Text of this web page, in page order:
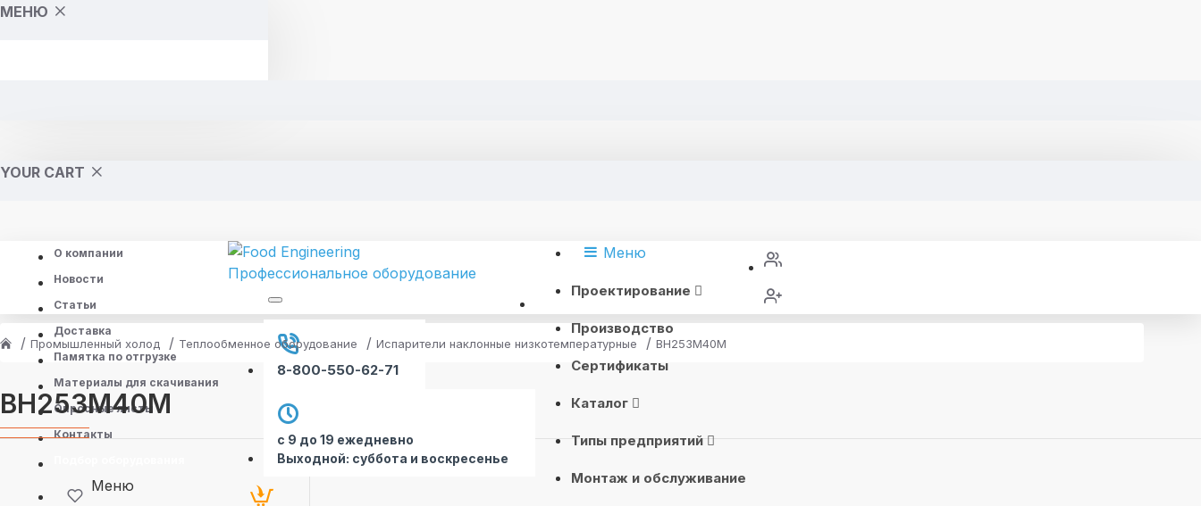
МЕНЮ
YOUR CART
О компании
Новости
Статьи
Доставка
Памятка по отгрузке
Материалы для скачивания
Опросные листы
Контакты
8-800-550-62-71
с 9 до 19 ежедневно
Выходной: суббота и воскресенье
Меню
Проектирование
Производство
Сертификаты
Каталог
Типы предприятий
Монтаж и обслуживание
Промышленный холод Теплообменное оборудование Испарители наклонные низкотемпературные ВН253М40М
ВН253М40М
Меню